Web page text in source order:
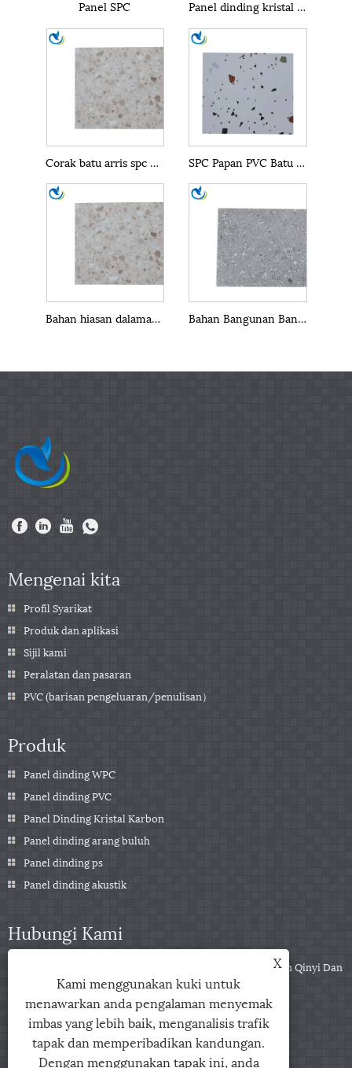
Panel SPC Panel dinding kristal resin spc PVC
Corak batu arris spc panel dinding lembaran marmar SPC Papan PVC Batu Bahan Panel Bangunan Panel
Bahan hiasan dalaman plastik panel dinding spc Bahan Bangunan Bangunan SPC Panel Dinding
Mengenai kita
Profil Syarikat
Produk dan aplikasi
Sijil kami
Peralatan dan pasaran
PVC (barisan pengeluaran/penulisan）
Produk
Panel dinding WPC
Panel dinding PVC
Panel Dinding Kristal Karbon
Panel dinding arang buluh
Panel dinding ps
Panel dinding akustik
Hubungi Kami
Bilik 2010 B1 Kanaan Plaza（Di Persimpangan Jalan Qinyi Dan
Jalan Zuili), Bandar Jiaxing, Wilayah Zhejiang, China
+86-0573-85859222
E-mel: info@zjarris.com
X
Kami menggunakan kuki untuk
menawarkan anda pengalaman menyemak
imbas yang lebih baik, menganalisis trafik
tapak dan memperibadikan kandungan.
Dengan menggunakan tapak ini, anda